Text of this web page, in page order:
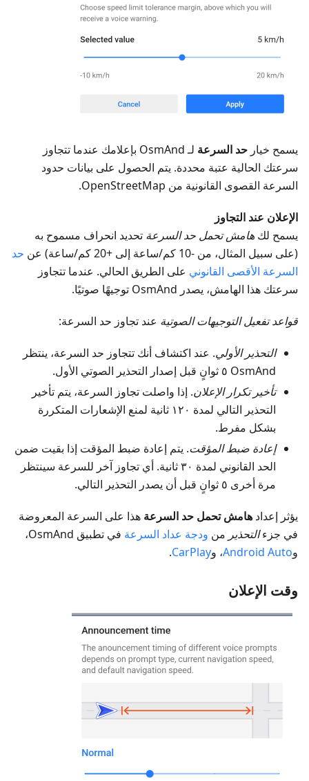
يسمح خيار حد السرعة
لـ OsmAnd بإعلامك عندما تتجاوز
سرعتك الحالية عتبة محددة. يتم الحصول على بيانات حدود
السرعة القصوى القانونية من OpenStreetMap.
الإعلان عند التجاوز
يسمح لك هامش تحمل حد السرعة تحديد انحراف مسموح به
(على سبيل المثال، من -10 كم/ساعة إلى +20 كم/ساعة) عن
حد
السرعة الأقصى القانوني على الطريق الحالي. عندما تتجاوز
سرعتك هذا الهامش، يصدر OsmAnd توجيهًا صوتيًا.
قواعد تفعيل التوجيهات الصوتية عند تجاوز حد السرعة:
التحذير الأولي. عند اكتشاف أنك تتجاوز حد السرعة، ينتظر
OsmAnd ٥ ثوانٍ قبل إصدار التحذير الصوتي الأول.
تأخير تكرار الإعلان. إذا واصلت تجاوز السرعة، يتم تأخير
التحذير التالي لمدة ١٢٠ ثانية لمنع الإشعارات المتكررة
بشكل مفرط.
إعادة ضبط المؤقت. يتم إعادة ضبط المؤقت إذا بقيت ضمن
الحد القانوني لمدة ٣٠ ثانية. أي تجاوز آخر للسرعة سينتظر
مرة أخرى ٥ ثوانٍ قبل أن يصدر التحذير التالي.
يؤثر إعداد هامش تحمل حد السرعة هذا على السرعة المعروضة
في جزءالتحذير من ودجة عداد السرعة
في تطبيق OsmAnd،
وAndroid Auto، وCarPlay
.
وقت الإعلان